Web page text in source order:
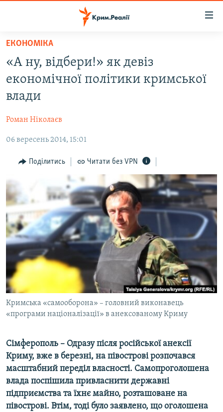
Перейти
основного
матеріалу
до
основної
Перейти
пошуку
ВОДА.КРИМ
БЛОГИ
ПОГЛЯД
ІНТЕРВ'Ю
ВСЕ ЗА ДЕНЬ
СПЕЦПРОЕКТИ
ДЕПОРТАЦІЯ
ВІДЕОУРОКИ «ELIFBE»
СВІДЧЕННЯ ОКУПАЦІЇ
УКРАЇНСЬКА ПРОБЛЕМА КРИМУ
ІНФОГРАФІКА
ЯК ОБІЙТИ БЛОКУВАННЯ
Русский
Qırımtatar
ДОЛУЧАЙСЯ!
ЕКОНОМІКА
«А ну, відбери!» як девіз
економічної політики кримської
влади
Роман Ніколаєв
06 вересень 2014, 15:01
Поділитись Читати без VPN
Кримська «самооборона» – головний виконавець
«програми націоналізації» в анексованому Криму
Сімферополь – Одразу після російської анексії
Криму, вже в березні, на півострові розпочався
масштабний переділ власності. Самопроголошена
влада поспішила привласнити державні
підприємства та їхнє майно, розташоване на
півострові. Втім, тоді було заявлено, що оголошена